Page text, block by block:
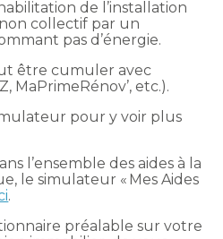
de l’installation
non collectif par un
pas d’énergie.
être cumuler avec
MaPrimeRénov’, etc.).
pour y voir plus
l’ensemble des aides à la
le simulateur « Mes Aides
.
préalable sur votre